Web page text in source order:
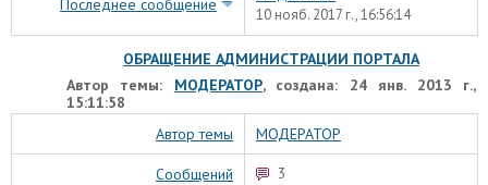
Последнее сообщение
10 нояб. 2017 г., 16:56:14
ОБРАЩЕНИЕ АДМИНИСТРАЦИИ ПОРТАЛА
Автор темы: МОДЕРАТОР, создана: 24 янв. 2013 г.,
15:11:58
Автор темы
МОДЕРАТОР
Сообщений 3